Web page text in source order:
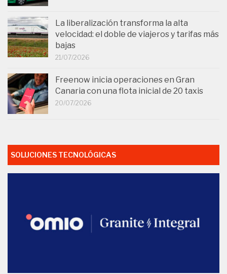
La liberalización transforma la alta
velocidad: el doble de viajeros y tarifas más
bajas
21/07/2026
Freenow inicia operaciones en Gran
Canaria con una flota inicial de 20 taxis
20/07/2026
SOLUCIONES TECNOLÓGICAS